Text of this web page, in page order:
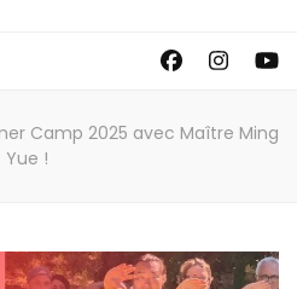
Camp 2025 avec Maître Ming
Yue !